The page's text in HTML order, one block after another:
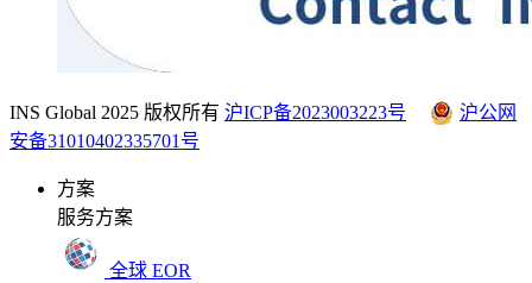
INS Global 2025 版权所有 沪ICP备2023003223号
沪公网
安备31010402335701号
方案
服务方案
全球 EOR